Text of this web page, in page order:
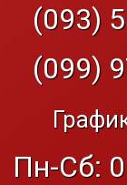
(093)
(099)
Пн-Сб: